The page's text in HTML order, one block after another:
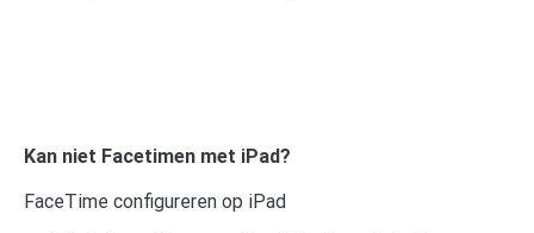
Kan niet Facetimen met iPad?
FaceTime configureren op iPad